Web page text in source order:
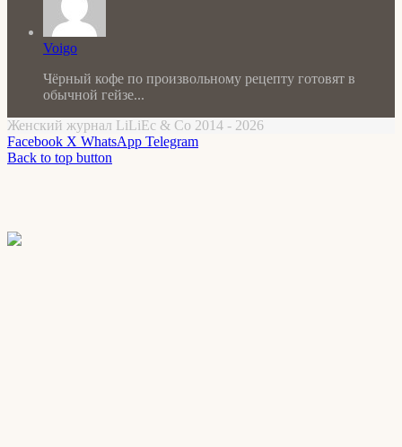
Voigo
Чёрный кофе по произвольному рецепту готовят в
обычной гейзе...
Женский журнал LiLiEc & Co 2014 - 2026
Facebook X WhatsApp Telegram
Back to top button